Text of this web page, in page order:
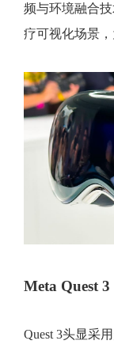
频与环境融合
疗可视化场景
Meta Quest 3
Quest 3头显采